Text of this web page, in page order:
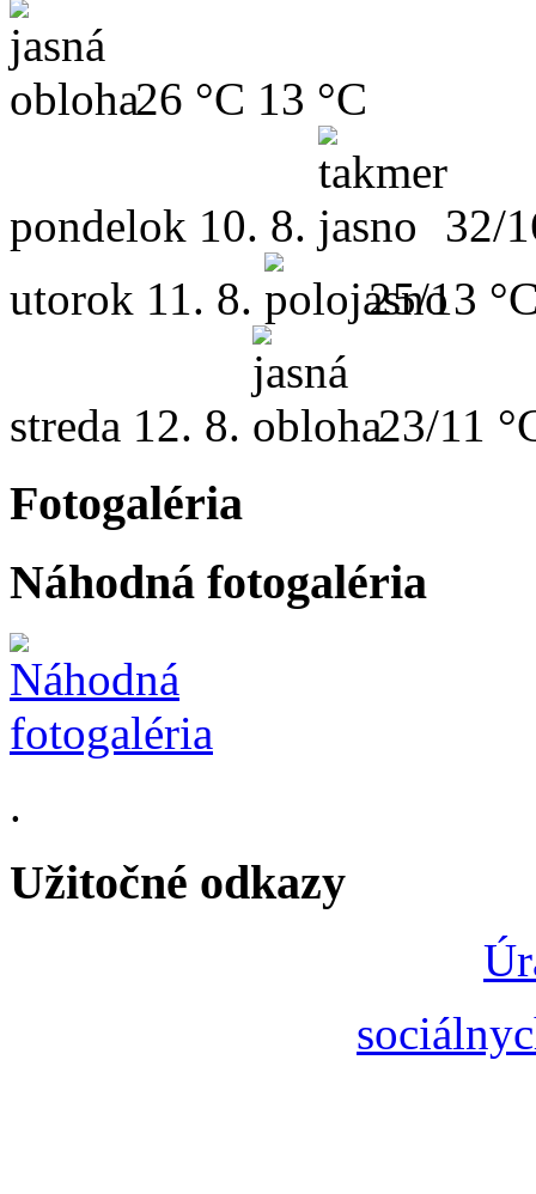
26 °C 13 °C
pondelok 10. 8.
32/
utorok 11. 8. 25/13
streda 12. 8. 23/11
Fotogaléria
Náhodná fotogaléria
.
Užitočné odkazy